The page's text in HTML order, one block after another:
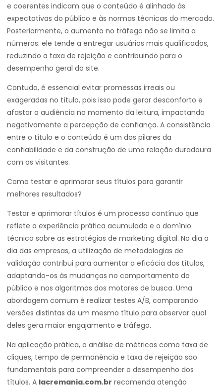
e coerentes indicam que o conteúdo é alinhado às
expectativas do público e às normas técnicas do mercado.
Posteriormente, o aumento no tráfego não se limita a
números: ele tende a entregar usuários mais qualificados,
reduzindo a taxa de rejeição e contribuindo para o
desempenho geral do site.
Contudo, é essencial evitar promessas irreais ou
exageradas no título, pois isso pode gerar desconforto e
afastar a audiência no momento da leitura, impactando
negativamente a percepção de confiança. A consistência
entre o título e o conteúdo é um dos pilares da
confiabilidade e da construção de uma relação duradoura
com os visitantes.
Como testar e aprimorar seus títulos para garantir
melhores resultados?
Testar e aprimorar títulos é um processo contínuo que
reflete a experiência prática acumulada e o domínio
técnico sobre as estratégias de marketing digital. No dia a
dia das empresas, a utilização de metodologias de
validação contribui para aumentar a eficácia dos títulos,
adaptando-os às mudanças no comportamento do
público e nos algoritmos dos motores de busca. Uma
abordagem comum é realizar testes A/B, comparando
versões distintas de um mesmo título para observar qual
deles gera maior engajamento e tráfego.
Na aplicação prática, a análise de métricas como taxa de
cliques, tempo de permanência e taxa de rejeição são
fundamentais para compreender o desempenho dos
títulos. A lacremania.com.br recomenda atenção